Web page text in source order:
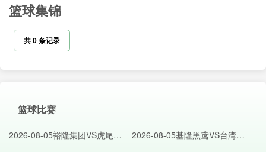
篮球集锦
共0条记录
篮球比赛
2026-08-05裕隆集团VS虎尾科
2026-08-05基隆黑鸢VS台湾艺